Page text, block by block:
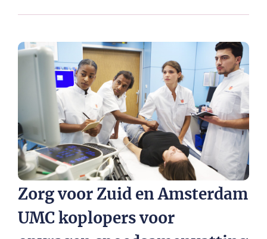
Zorg voor Zuid en Amsterdam
UMC koplopers voor